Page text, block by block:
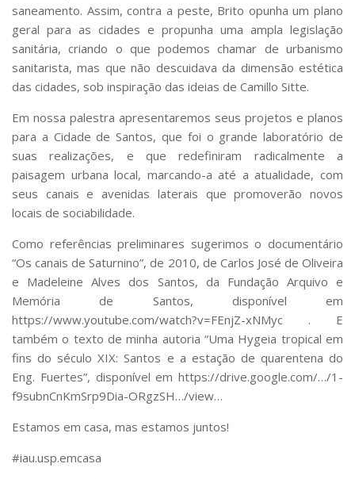
saneamento. Assim, contra a peste, Brito opunha um plano
geral para as cidades e propunha uma ampla legislação
sanitária, criando o que podemos chamar de urbanismo
sanitarista, mas que não descuidava da dimensão estética
das cidades, sob inspiração das ideias de Camillo Sitte.
Em nossa palestra apresentaremos seus projetos e planos
para a Cidade de Santos, que foi o grande laboratório de
suas realizações, e que redefiniram radicalmente a
paisagem urbana local, marcando-a até a atualidade, com
seus canais e avenidas laterais que promoverão novos
locais de sociabilidade.
Como referências preliminares sugerimos o documentário
“Os canais de Saturnino”, de 2010, de Carlos José de Oliveira
e Madeleine Alves dos Santos, da Fundação Arquivo e
Memória de Santos, disponível em
https://www.youtube.com/watch?v=FEnjZ-xNMyc . E
também o texto de minha autoria “Uma Hygeia tropical em
fins do século XIX: Santos e a estação de quarentena do
Eng. Fuertes”, disponível em https://drive.google.com/…/1-
f9subnCnKmSrp9Dia-ORgzSH…/view…
Estamos em casa, mas estamos juntos!
#iau.usp.emcasa